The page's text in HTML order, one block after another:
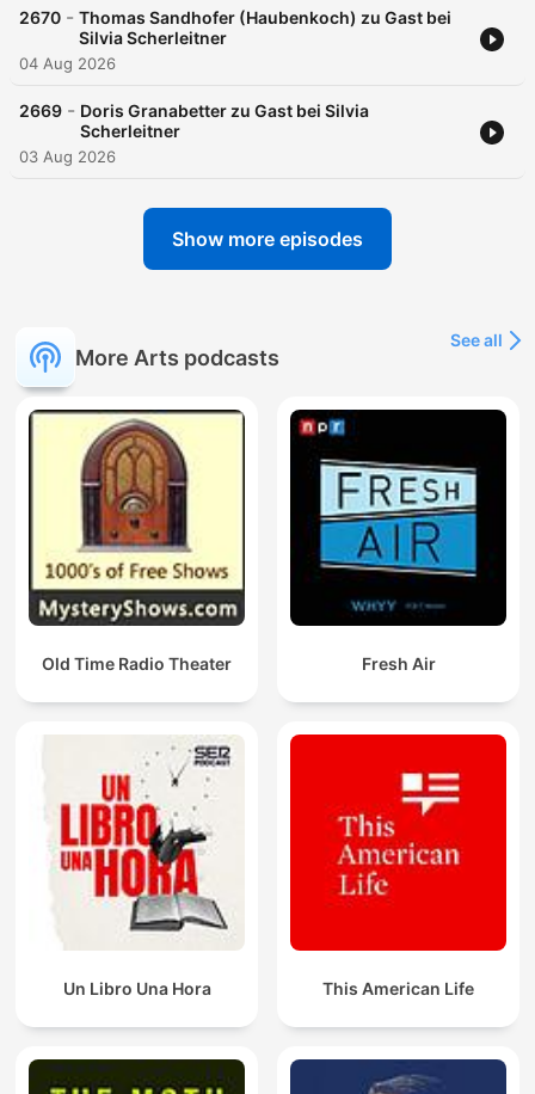
2670 - Thomas Sandhofer (Haubenkoch) zu Gast bei
Silvia Scherleitner
04 Aug 2026
2669 - Doris Granabetter zu Gast bei Silvia
Scherleitner
03 Aug 2026
Show more episodes
More Arts podcasts
See all
Old Time Radio Theater Fresh Air
Un Libro Una Hora This American Life